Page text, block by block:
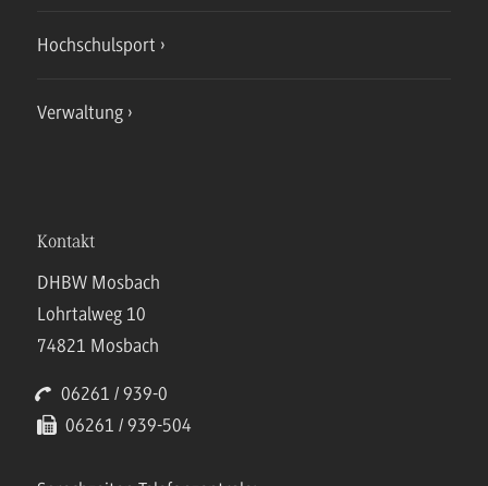
Hochschulsport
Verwaltung
Kontakt
DHBW Mosbach
Lohrtalweg 10
74821 Mosbach
06261 / 939-0
06261 / 939-504